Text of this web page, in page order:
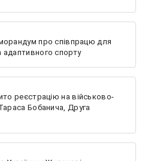
про співпрацю для
адаптивного спорту
реєстрацію на військово-
Бобанича, Друга